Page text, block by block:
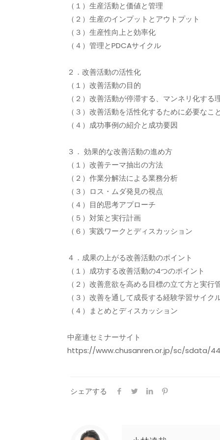
（１）生産活動と価値と管理
（２）生産のインプットとアウトプット
（３）生産性向上と効率化
（４）管理とPDCAサイクル
２．改善活動の活性化
（１）改善活動の目的
（２）改善活動が停滞する、マンネリ化する
（３）改善活動を活性化するために必要なこと
（４）成功事例の紹介と成功要因
３． 効果的な改善活動の進め方
（１）改善テーマ抽出の方法
（２）作業分解法による業務分析
（３）ロス・ムダ発見の視点
（４）目的思考アプローチ
（５）対策と実行計画
（６）実践ワークとディスカッション
４．成果の上がる改善活動のポイント
（１）成功する改善活動の4つのポイント
（２）改善意欲を高める目標の立て方と実行
（３）改善を通して成長する経験学習サイク
（４）まとめとディスカッション
中産連セミナーサイト
https://www.chusanren.or.jp/sc/sdata/
シェアする